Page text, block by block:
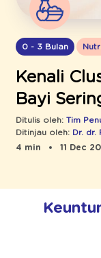
0 - 3 Bulan
Kenali
Bayi
Ditulis oleh: Tim
Ditinjau oleh: Dr. dr.
4 min
11 Dec